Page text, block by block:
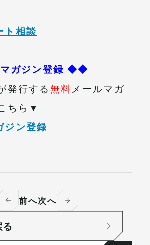
ガジン登録 ◆◆
発行する無料メールマガ
ちら▼
前へ次へ
る